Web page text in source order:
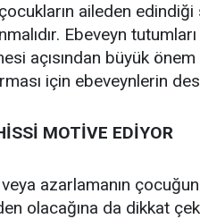
aileden
Ebeveyn
açısından büyük
için ebeveynlerin
MOTİVE EDİYOR
veya azarlamanın
olacağına da dikkat